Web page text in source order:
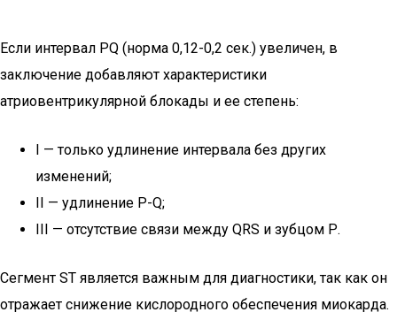
Если интервал РQ (норма 0,12-0,2 сек.) увеличен, в
заключение добавляют характеристики
атриовентрикулярной блокады и ее степень:
І — только удлинение интервала без других
изменений;
ІІ — удлинение Р-Q;
ІІІ — отсутствие связи между QRS и зубцом Р.
Сегмент ST является важным для диагностики, так как он
отражает снижение кислородного обеспечения миокарда.